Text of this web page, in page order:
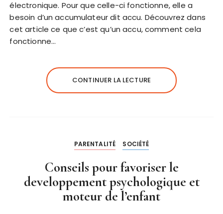
électronique. Pour que celle-ci fonctionne, elle a
besoin d’un accumulateur dit accu. Découvrez dans
cet article ce que c’est qu’un accu, comment cela
fonctionne…
CONTINUER LA LECTURE
PARENTALITÉ SOCIÉTÉ
Conseils pour favoriser le
developpement psychologique et
moteur de l’enfant